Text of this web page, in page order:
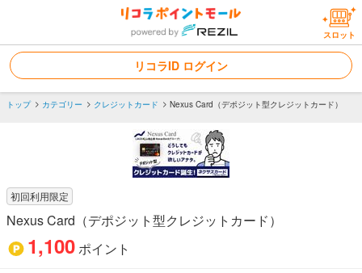
スロット
リコラID ログイン
トップ カテゴリー クレジットカード Nexus Card（デポジット型クレジットカード）
初回利用限定
Nexus Card（デポジット型クレジットカード）
1,100ポイント